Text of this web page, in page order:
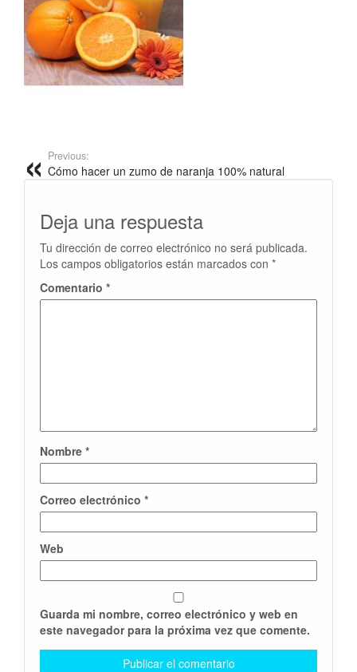
Previous:
Cómo hacer un zumo de naranja 100% natural
Deja una respuesta
Tu dirección de correo electrónico no será publicada.
Los campos obligatorios están marcados con *
Comentario *
Nombre *
Correo electrónico *
Web
Guarda mi nombre, correo electrónico y web en
este navegador para la próxima vez que comente.